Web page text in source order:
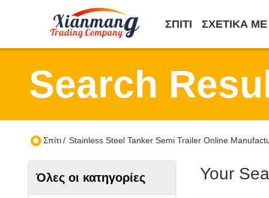
ΣΠΊΤΙ ΣΧΕΤΙΚΆ
Search
Σπίτι/ Stainless Steel Tanker Semi Trailer Online
Όλες οι κατηγορίες Your